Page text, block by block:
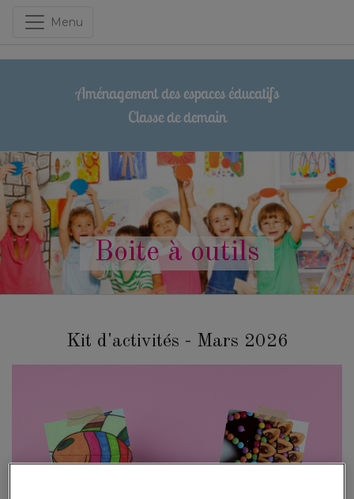
Menu
Aménagement des espaces éducatifs
Classe de demain
Boite à outils
Kit d'activités - Mars 2026